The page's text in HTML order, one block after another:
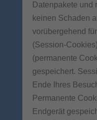
Datenpakete und
keinen Schaden
vorübergehend
(Session-
(permanente
gespeichert.
Ende Ihres
Permanente
Endgerät